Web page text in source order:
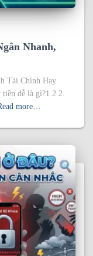
Nhanh,
Tài Chính Hay
dễ là gì?1.2 2.
more…